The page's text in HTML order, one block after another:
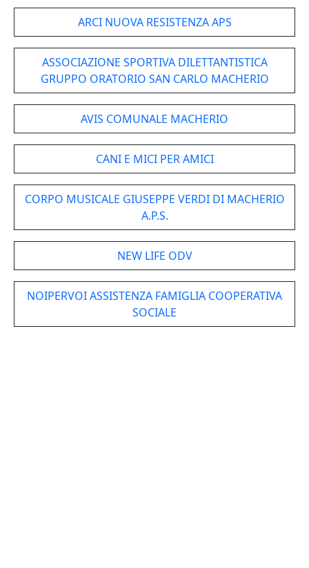
ARCI NUOVA RESISTENZA APS
ASSOCIAZIONE SPORTIVA DILETTANTISTICA
GRUPPO ORATORIO SAN CARLO MACHERIO
AVIS COMUNALE MACHERIO
CANI E MICI PER AMICI
CORPO MUSICALE GIUSEPPE VERDI DI MACHERIO
A.P.S.
NEW LIFE ODV
NOIPERVOI ASSISTENZA FAMIGLIA COOPERATIVA
SOCIALE